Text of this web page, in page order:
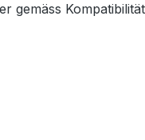
gemäss